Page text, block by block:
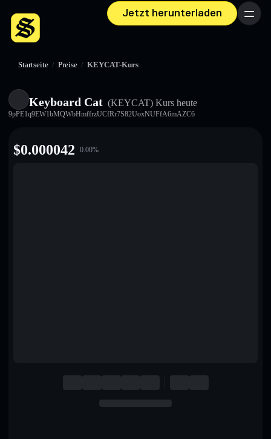
Jetzt herunterladen Menü
Startseite / Preise / KEYCAT-Kurs
Keyboard Cat (KEYCAT) Kurs heute
9pPE1q9EW1bMQWbHmffrzUCfRr7S82UoxNUFfA6mAZC6
$0.000042 0.00%